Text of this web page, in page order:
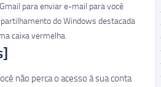
para enviar e-mail para você
do Windows destacada
caixa vermelha.
não perca o acesso à sua conta